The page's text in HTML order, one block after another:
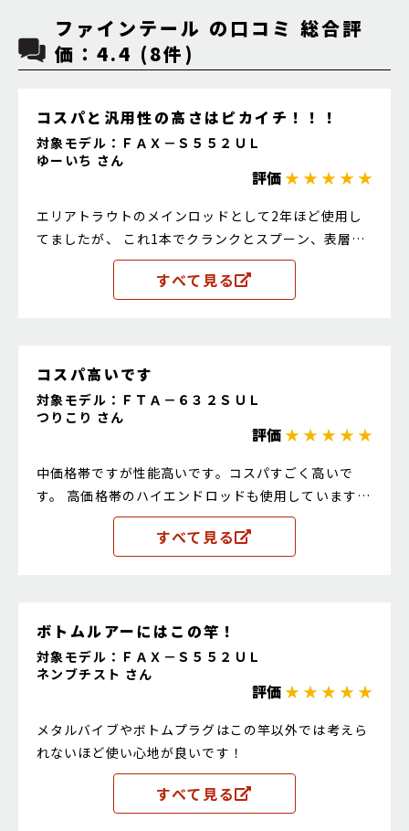
ファインテール の口コミ 総合評
価：4.4 (8件)
コスパと汎用性の高さはピカイチ！！！
対象モデル：ＦＡＸ－Ｓ５５２ＵＬ
ゆーいち さん
評価★ ★ ★ ★ ★
エリアトラウトのメインロッドとして2年ほど使用し
てましたが、 これ1本でクランクとスプーン、表層か
らボトムまでなんでも対応できる！ 値段も2万以下で
買えるので、初心者の方には特におすすめです。
すべて見る
コスパ高いです
対象モデル：ＦＴＡ－６３２ＳＵＬ
つりこり さん
評価★ ★ ★ ★ ★
中価格帯ですが性能高いです。コスパすごく高いで
す。 高価格帯のハイエンドロッドも使用しています
が、持ち替えた時に劣っていると感じることが無いで
す。 おすすめです。すべて見る
ボトムルアーにはこの竿！
対象モデル：ＦＡＸ－Ｓ５５２ＵＬ
ネンブチスト さん
評価★ ★ ★ ★ ★
メタルバイブやボトムプラグはこの竿以外では考えら
れないほど使い心地が良いです！
すべて見る